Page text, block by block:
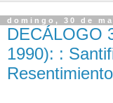
domingo, 30 de
DECÁLOGO
1990): :